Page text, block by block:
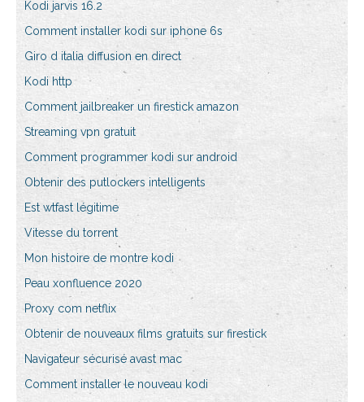
Kodi jarvis 16.2
Comment installer kodi sur iphone 6s
Giro d italia diffusion en direct
Kodi http
Comment jailbreaker un firestick amazon
Streaming vpn gratuit
Comment programmer kodi sur android
Obtenir des putlockers intelligents
Est wtfast légitime
Vitesse du torrent
Mon histoire de montre kodi
Peau xonfluence 2020
Proxy com netflix
Obtenir de nouveaux films gratuits sur firestick
Navigateur sécurisé avast mac
Comment installer le nouveau kodi